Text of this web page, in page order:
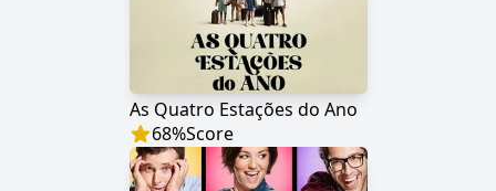
As Quatro Estações do Ano
68%Score